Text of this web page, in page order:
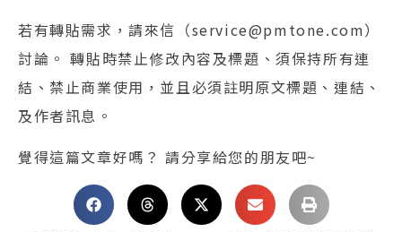
若有轉貼需求，請來信（service@pmtone.com）
討論。 轉貼時禁止修改內容及標題、須保持所有連
結、禁止商業使用，並且必須註明原文標題、連結、
及作者訊息。
覺得這篇文章好嗎？ 請分享給您的朋友吧~